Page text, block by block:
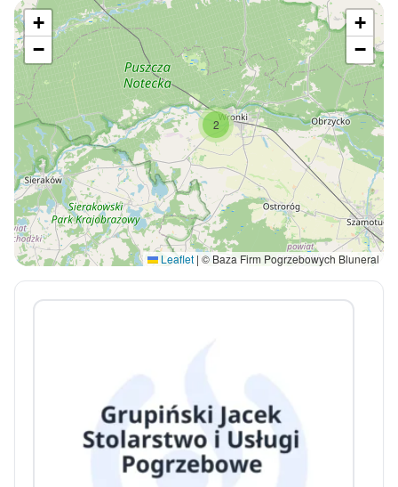
2
+
−
+
−
Leaflet | © Baza Firm Pogrzebowych Bluneral